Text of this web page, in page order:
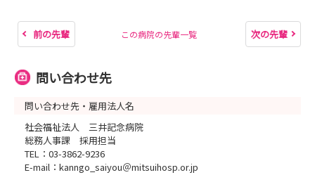
前の先輩 この病院の先輩一覧 次の先輩
問い合わせ先
問い合わせ先・雇用法人名
社会福祉法人 三井記念病院
総務人事課 採用担当
TEL：03-3862-9236
E-mail：kanngo_saiyou＠mitsuihosp.or.jp